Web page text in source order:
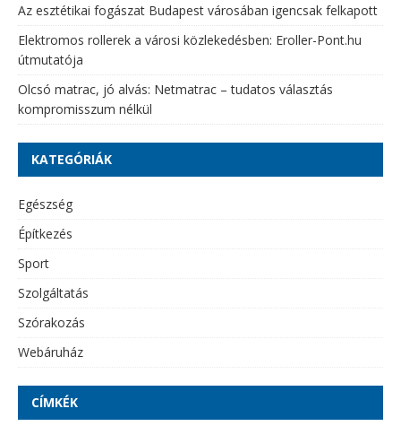
Az esztétikai fogászat Budapest városában igencsak felkapott
Elektromos rollerek a városi közlekedésben: Eroller-Pont.hu
útmutatója
Olcsó matrac, jó alvás: Netmatrac – tudatos választás
kompromisszum nélkül
KATEGÓRIÁK
Egészség
Építkezés
Sport
Szolgáltatás
Szórakozás
Webáruház
CÍMKÉK